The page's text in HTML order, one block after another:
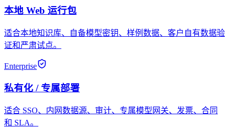
本地 Web 运行包
适合本地知识库、自备模型密钥、样例数据、客户自有数据验
证和严肃试点。
Enterprise
私有化 / 专属部署
适合 SSO、内网数据源、审计、专属模型网关、发票、合同
和 SLA。